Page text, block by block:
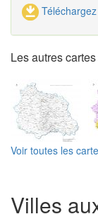
Les autres
Voir toutes les
Villes